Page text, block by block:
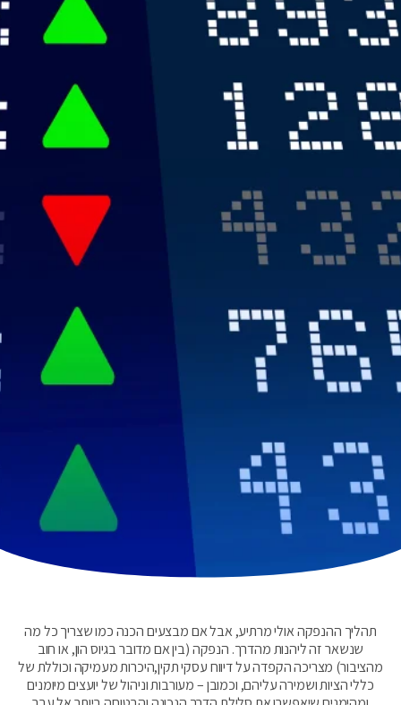
תהליך ההנפקה אולי מרתיע, אבל אם מבצעים הכנה כמו שצריך כל מה
שנשאר זה ליהנות מהדרך. הנפקה (בין אם מדובר בגיוס הון, או חוב
מהציבור) מצריכה הקפדה על דיווח עסקי תקין,היכרות מעמיקה וכוללת של
כללי הציות ושמירה עליהם, וכמובן – מעורבות וניהול של יועצים מיומנים